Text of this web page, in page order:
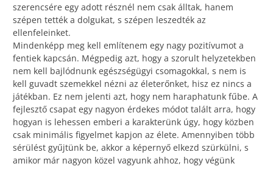
szerencsére egy adott résznél nem csak álltak, hanem
szépen tették a dolgukat, s szépen leszedték az
ellenfeleinket.
Mindenképp meg kell említenem egy nagy pozitívumot a
fentiek kapcsán. Mégpedig azt, hogy a szorult helyzetekben
nem kell bajlódnunk egészségügyi csomagokkal, s nem is
kell guvadt szemekkel nézni az életerőnket, hisz ez nincs a
játékban. Ez nem jelenti azt, hogy nem haraphatunk fűbe. A
fejlesztő csapat egy nagyon érdekes módot talált arra, hogy
hogyan is lehessen emberi a karakterünk úgy, hogy közben
csak minimális figyelmet kapjon az élete. Amennyiben több
sérülést gyűjtünk be, akkor a képernyő elkezd szürkülni, s
amikor már nagyon közel vagyunk ahhoz, hogy végünk